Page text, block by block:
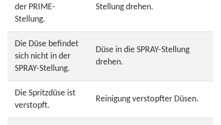
der PRIME-
Stellung.
Stellung drehen.
Die Düse befindet
sich nicht in der
SPRAY-Stellung.
Düse in die SPRAY-Stellung
drehen.
Die Spritzdüse ist
verstopft.
Reinigung verstopfter Düsen.